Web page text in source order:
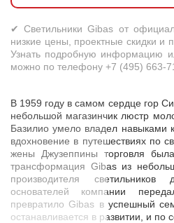
✔ Светильники Gibas от
низкие цены, проектные скидки и
Узнать подробную информацию
можно по телефону +7 (495) 663-
В 1959 году в самом сердце гор
небольшой магазинчик люстр
Базилио умело владел навыками
вдохновение в путешествиях по
жены Джузеппины торговля
трансформация Gibas из
производителя
основателей компании
превратило Gibas в успешный
останавливается в развитии, и по